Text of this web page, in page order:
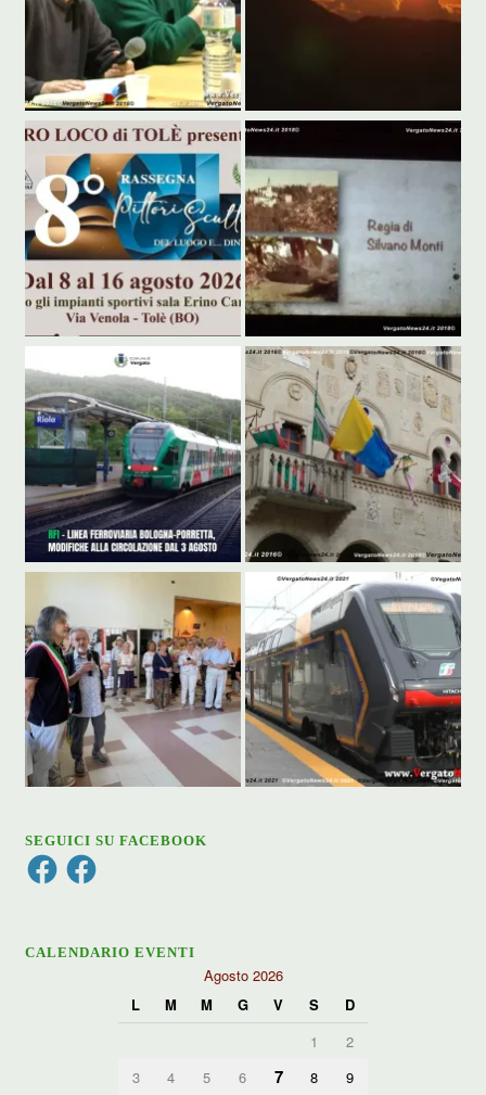
SEGUICI SU FACEBOOK
FacebookFacebook
CALENDARIO EVENTI
Agosto 2026
L
M M G V S
D
1
2
3
4 5 6 7 8
9